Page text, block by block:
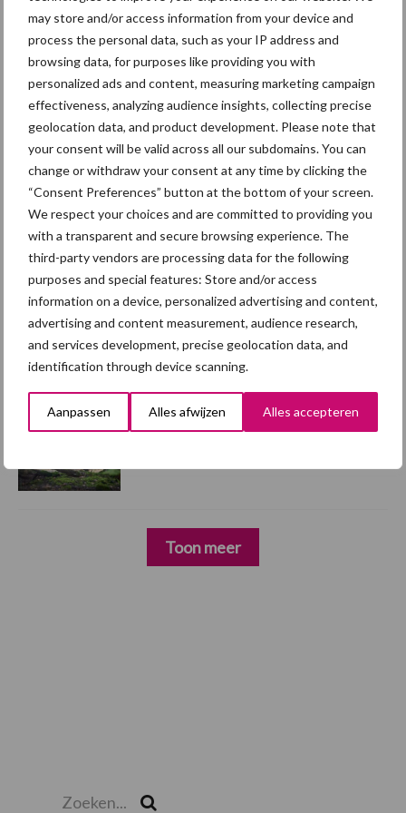
may store and/or access information from your device and
process the personal data, such as your IP address and
browsing data, for purposes like providing you with
personalized ads and content, measuring marketing campaign
effectiveness, analyzing audience insights, collecting precise
geolocation data, and product development. Please note that
your consent will be valid across all our subdomains. You can
change or withdraw your consent at any time by clicking the
“Consent Preferences” button at the bottom of your screen.
We respect your choices and are committed to providing you
with a transparent and secure browsing experience. The
third-party vendors are processing data for the following
purposes and special features: Store and/or access
information on a device, personalized advertising and content,
advertising and content measurement, audience research,
and services development, precise geolocation data, and
identification through device scanning.
Aanpassen Alles afwijzen Alles accepteren
Primaire
Sidebar
Recent nieuws Partner nieuws
7 aug
Britse varkenssector vreest
afzetcrisis in het najaar
droogte en geopolitiek houden
5 aug
“Vraag naar praktische
hygieneoplossingen is in Polen
groter dan ooit”
5 aug
Eliminatieprotocol voor
Mycoplasma hyopneumoniae
4 aug
AVP in Finland onderstreept dat
Toon meer